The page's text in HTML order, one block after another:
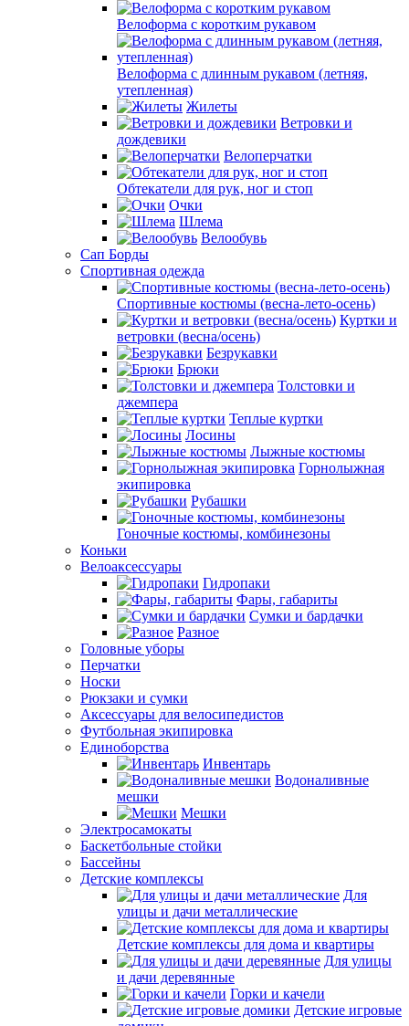
Велоформа с коротким рукавом
Велоформа с длинным рукавом (летняя,
утепленная)
Жилеты
Ветровки и
дождевики
Велоперчатки
Обтекатели для рук, ног и стоп
Очки
Шлема
Велообувь
Сап Борды
Спортивная одежда
Спортивные костюмы (весна-лето-осень)
Куртки и
ветровки (весна/осень)
Безрукавки
Брюки
Толстовки и
джемпера
Теплые куртки
Лосины
Лыжные костюмы
Горнолыжная
экипировка
Рубашки
Гоночные костюмы, комбинезоны
Коньки
Велоаксессуары
Гидропаки
Фары, габариты
Сумки и бардачки
Разное
Головные уборы
Перчатки
Носки
Рюкзаки и сумки
Аксессуары для велосипедистов
Футбольная экипировка
Единоборства
Инвентарь
Водоналивные
мешки
Мешки
Электросамокаты
Баскетбольные стойки
Бассейны
Детские комплексы
Для
улицы и дачи металлические
Детские комплексы для дома и квартиры
Для улицы
и дачи деревянные
Горки и качели
Детские игровые